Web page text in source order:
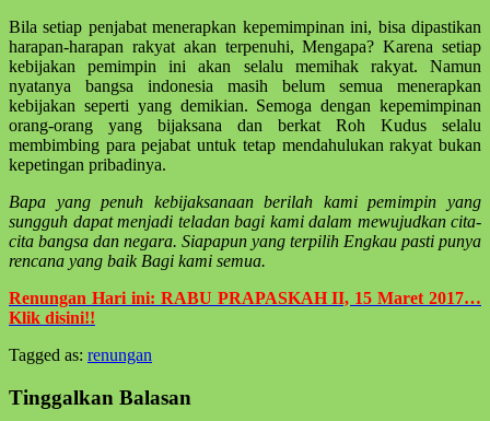
Bila setiap penjabat menerapkan kepemimpinan ini, bisa dipastikan
harapan-harapan rakyat akan terpenuhi, Mengapa? Karena setiap
kebijakan pemimpin ini akan selalu memihak rakyat. Namun
nyatanya bangsa indonesia masih belum semua menerapkan
kebijakan seperti yang demikian. Semoga dengan kepemimpinan
orang-orang yang bijaksana dan berkat Roh Kudus selalu
membimbing para pejabat untuk tetap mendahulukan rakyat bukan
kepetingan pribadinya.
Bapa yang penuh kebijaksanaan berilah kami pemimpin yang
sungguh dapat menjadi teladan bagi kami dalam mewujudkan cita-
cita bangsa dan negara. Siapapun yang terpilih Engkau pasti punya
rencana yang baik Bagi kami semua.
Renungan Hari ini: RABU PRAPASKAH II, 15 Maret 2017…
Klik disini!!
Tagged as: renungan
back
Tinggalkan Balasan